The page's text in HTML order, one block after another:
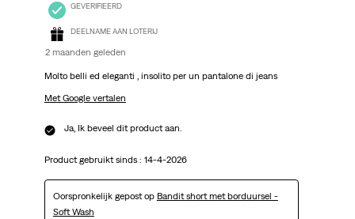
GEVERIFIEERD
DEELNAME AAN LOTERIJ
2 maanden geleden
Molto belli ed eleganti , insolito per un pantalone di jeans
Met Google vertalen
Ja, Ik beveel dit product aan.
Product gebruikt sinds : 14-4-2026
Oorspronkelijk gepost op Bandit short met borduursel -
Soft Wash